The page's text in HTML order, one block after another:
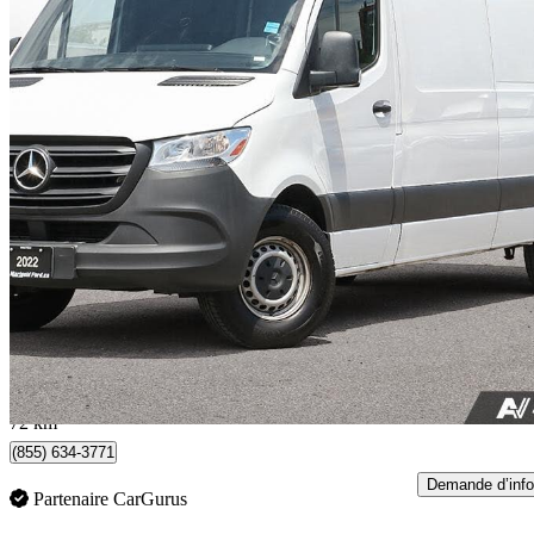
2022 Mercedes-Benz Sprinter
2500 170 High Roof Crew Van RWD 58 625 km
41 900 $ Affaire
735 $/mois env.
Whitby, ON
72 km
(855) 634-3771
Partenaire CarGurus
Demande d’info